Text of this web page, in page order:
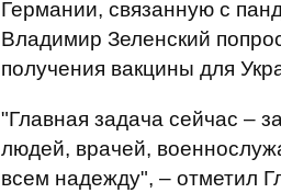
Германии, связанную с
Владимир Зеленский
получения вакцины для
"Главная задача сейчас –
людей, врачей,
всем надежду", – отметил